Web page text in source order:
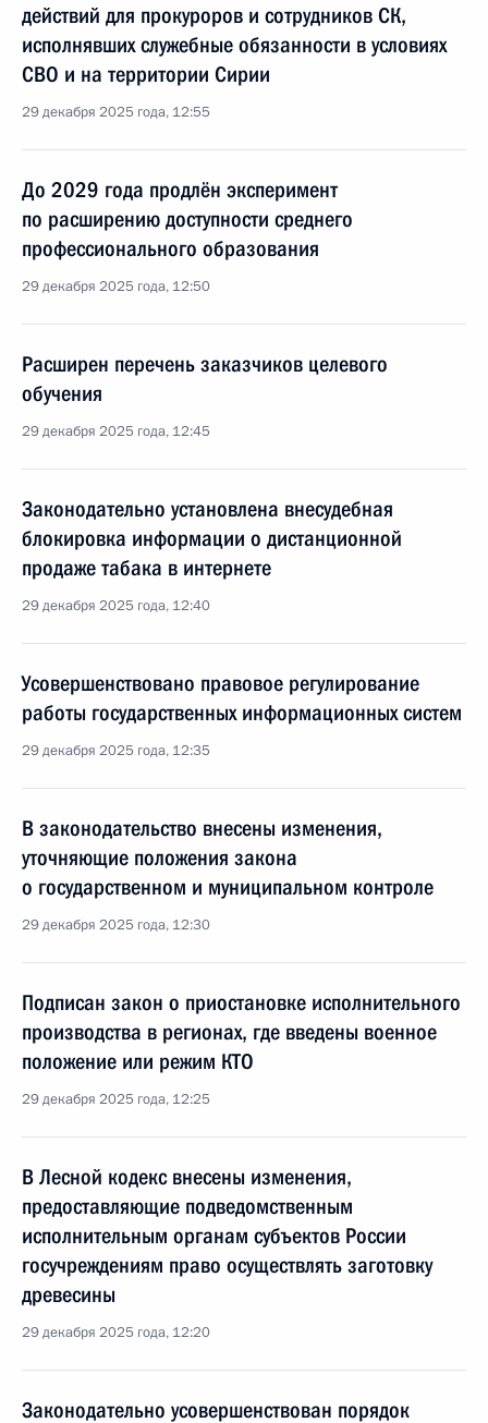
действий для прокуроров и сотрудников СК,
исполнявших служебные обязанности в условиях
СВО и на территории Сирии
29 декабря 2025 года, 12:55
До 2029 года продлён эксперимент
по расширению доступности среднего
профессионального образования
29 декабря 2025 года, 12:50
Расширен перечень заказчиков целевого
обучения
29 декабря 2025 года, 12:45
Законодательно установлена внесудебная
блокировка информации о дистанционной
продаже табака в интернете
29 декабря 2025 года, 12:40
Усовершенствовано правовое регулирование
работы государственных информационных систем
29 декабря 2025 года, 12:35
В законодательство внесены изменения,
уточняющие положения закона
о государственном и муниципальном контроле
29 декабря 2025 года, 12:30
Подписан закон о приостановке исполнительного
производства в регионах, где введены военное
положение или режим КТО
29 декабря 2025 года, 12:25
В Лесной кодекс внесены изменения,
предоставляющие подведомственным
исполнительным органам субъектов России
госучреждениям право осуществлять заготовку
древесины
29 декабря 2025 года, 12:20
Законодательно усовершенствован порядок